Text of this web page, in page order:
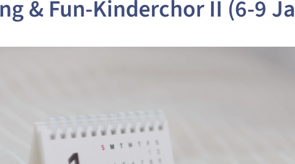
& Fun-Kinderchor II (6-9